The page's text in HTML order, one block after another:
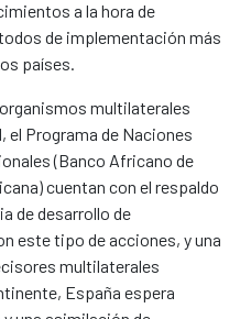
a la hora de
de implementación más
países.
multilaterales
el Programa de Naciones
(Banco Africano de
cuentan con el respaldo
de desarrollo de
este tipo de acciones, y una
multilaterales
España espera